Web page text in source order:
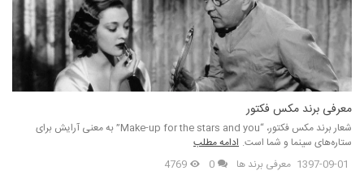
معرفی برند مکس فکتور
شعار برند مکس فکتور، “Make-up for the stars and you” به معنی آرایش برای
ستاره‌های سینما و شما است. ادامه مطلب
1397-09-01 معرفی برند ها 0
4769